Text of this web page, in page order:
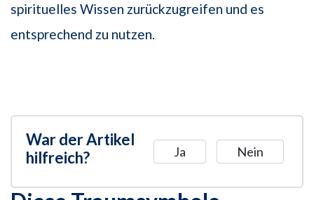
spirituelles Wissen zurückzugreifen und es
entsprechend zu nutzen.
War der Artikel
hilfreich?
Ja Nein